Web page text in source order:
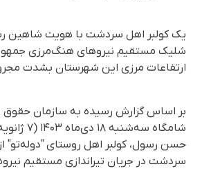
یک کولبر اهل سردشت با هویت شاهین
شلیک مستقیم نیروهای هنگ‌مرزی
ارتفاعات مرزی این شهرستان بشدت
بر اساس گزارش رسیده به سازمان حقوق
حسن رسول، کولبر اهل روستای "دولەتو"
سردشت در جریان تیراندازی مستقیم